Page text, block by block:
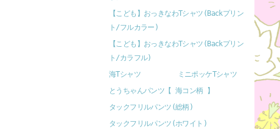
【こども】おっきなわTシャツ(Backプリン
ト/フルカラー)
【こども】おっきなわTシャツ(Backプリン
ト/カラフル)
海Tシャツ
ミニポッケTシャツ
とうちゃんパンツ【 海コン柄 】
タックフリルパンツ(総柄)
タックフリルパンツ(ホワイト)